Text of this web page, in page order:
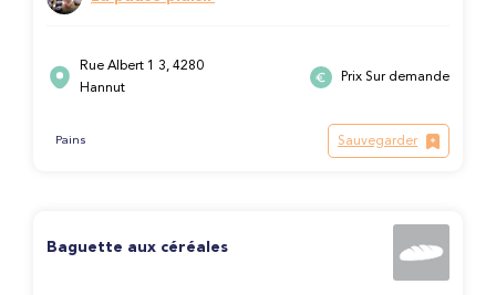
Rue Albert 1 3, 4280
Hannut
Prix Sur demande
Pains Sauvegarder
Baguette aux céréales